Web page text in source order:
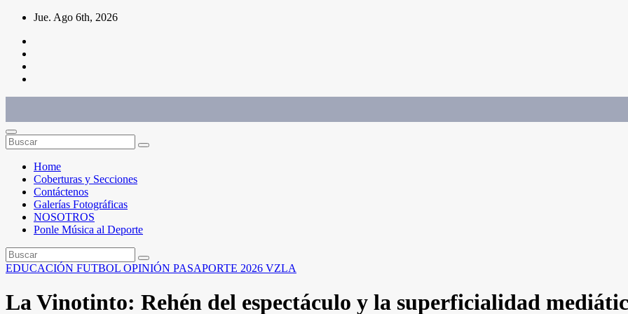
Saltar
contenido
Jue. Ago 6th, 2026
Home
Coberturas y Secciones
Contáctenos
Galerías Fotográficas
NOSOTROS
Ponle Música al Deporte
EDUCACIÓN FUTBOL OPINIÓN PASAPORTE 2026 VZLA
La Vinotinto: Rehén del espectáculo y la superficialidad